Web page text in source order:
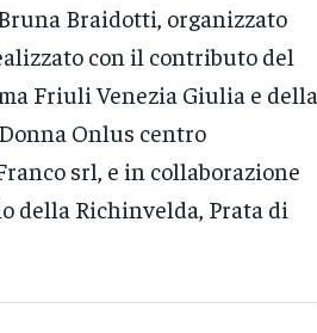
Braidotti, organizzato
con il contributo del
Friuli Venezia Giulia e della
Onlus centro
srl, e in collaborazione
della Richinvelda, Prata di